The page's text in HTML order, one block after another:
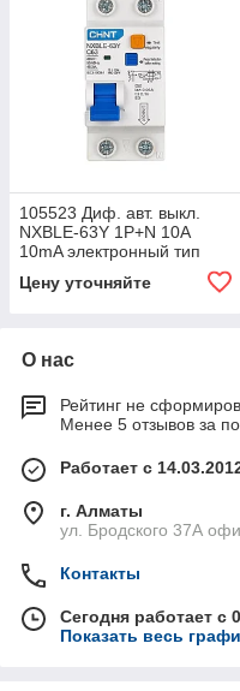
105523 Диф. авт. выкл.
NXBLE-63Y 1P+N 10А
10mA электронный тип
Цену уточняйте
О нас
Рейтинг не
Менее 5 отзывов за
Работает с
г. Алматы
ул. Бродского 37А
Контакты
Сегодня работает с
Показать весь